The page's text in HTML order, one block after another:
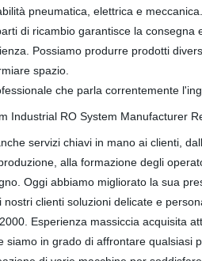
pneumatica, elettrica e meccanica.
di ricambio garantisce la
Possiamo produrre prodotti
spazio.
che parla correntemente
servizi chiavi in mano ai clienti,
alla formazione degli
Oggi abbiamo migliorato la sua
clienti soluzioni delicate e
Esperienza massiccia acquisita
siamo in grado di affrontare qualsiasi